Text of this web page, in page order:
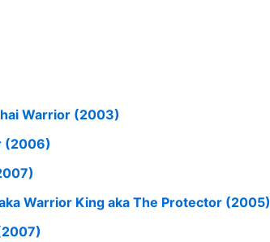
Warrior (2003)
(2006)
Warrior King aka The Protector (2005)